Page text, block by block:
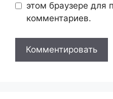
этом браузере для
комментариев.